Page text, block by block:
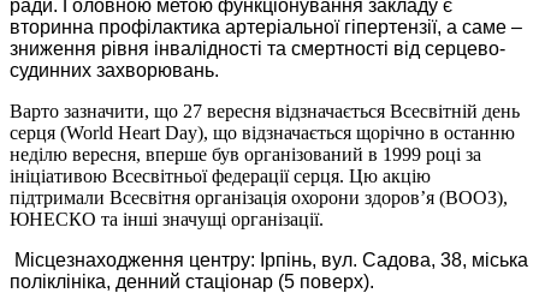
ради. Головною метою функціонування закладу є
вторинна профілактика артеріальної гіпертензії, а саме –
зниження рівня інвалідності та смертності від серцево-
судинних захворювань.
Варто зазначити, що 27 вересня відзначається Всесвітній день
серця (World Heart Day), що відзначається щорічно в останню
неділю вересня, вперше був організований в 1999 році за
ініціативою Всесвітньої федерації серця. Цю акцію
підтримали Всесвітня організація охорони здоров’я (ВООЗ),
ЮНЕСКО та інші значущі організації.
Місцезнаходження центру: Ірпінь, вул. Садова, 38, міська
поліклініка, денний стаціонар (5 поверх).